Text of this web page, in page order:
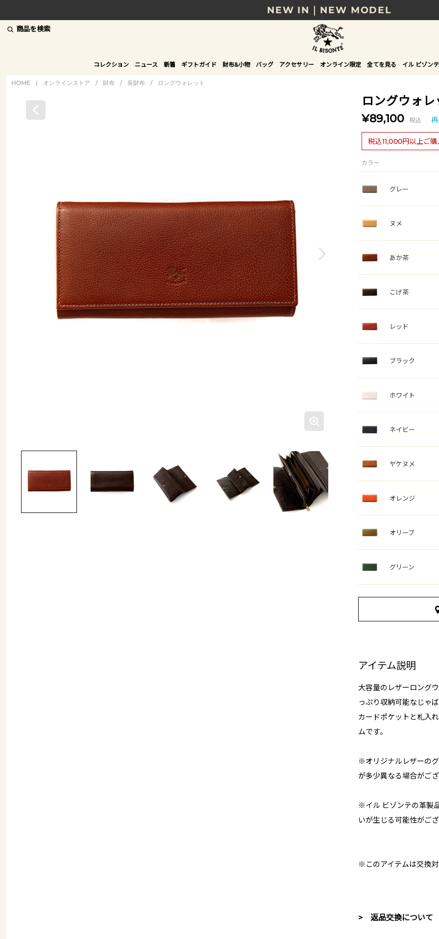
NEW IN｜NEW MODEL
8/17(月)10時まで｜税込11,000円以上で送料無
贈る相手やシーンから選べる、新しいギフトガ
NEW IN｜COLOR LEATHER
商品を検索
コレクション ニュース 新着 ギフトガイド 財布&小物 バッグ アクセサリー オンライン限定 全てを見る イル ビゾン
HOME | オンラインストア / 財布 / 長財布 / ロングウォレット
ロングウォ
¥89,100 税込
税込11,000円以上ご
カラー
グレー
ヌメ
あか茶
こげ茶
レッド
ブラック
ホワイト
ネイビー
ヤケヌメ
オレンジ
オリーブ
グリーン
アイテム説明
大容量のレザーロング
っぷり収納可能なじゃ
カードポケットと札入
ムです。
※オリジナルレザーの
が多少異なる場合がご
※イル ビゾンテの革製
いが生じる可能性がご
※このアイテムは交換
> 返品交換について